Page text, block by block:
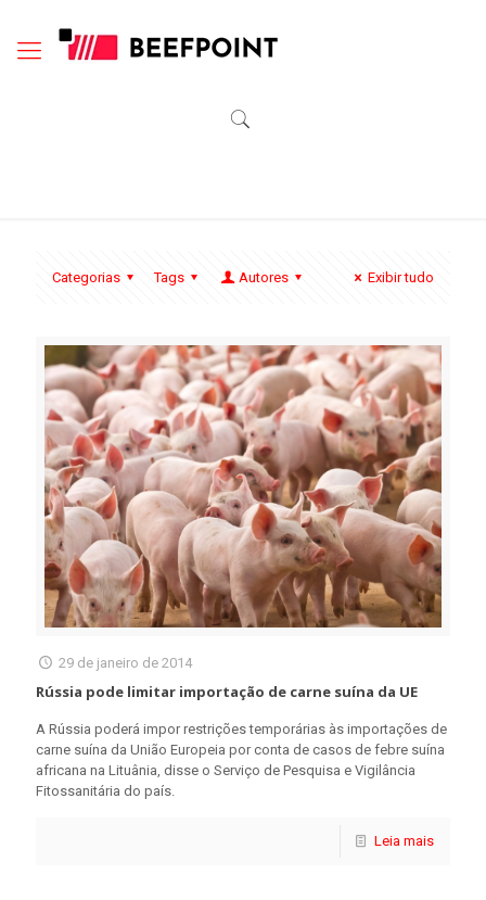
Categorias Tags Autores Exibir tudo
29 de janeiro de 2014
Rússia pode limitar importação de carne suína da UE
A Rússia poderá impor restrições temporárias às importações de
carne suína da União Europeia por conta de casos de febre suína
africana na Lituânia, disse o Serviço de Pesquisa e Vigilância
Fitossanitária do país.
Leia mais